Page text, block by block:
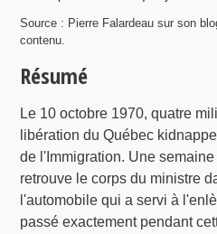
Source : Pierre Falardeau sur son
contenu.
Résumé
Le 10 octobre 1970, quatre
libération du Québec
de l'Immigration. Une
retrouve le corps du ministre
l'automobile qui a servi à
passé exactement pendant